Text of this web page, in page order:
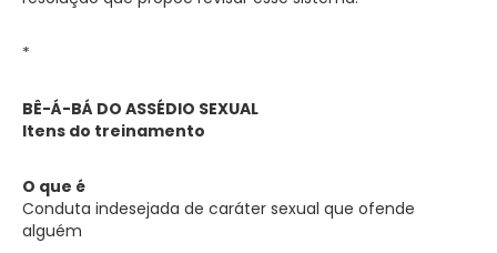
*
BÊ-Á-BÁ DO ASSÉDIO SEXUAL
Itens do treinamento
O que é
Conduta indesejada de caráter sexual que ofende
alguém